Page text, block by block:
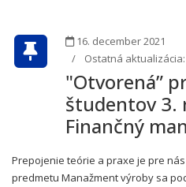
16. december 2021
Ostatná
"Otvorená”
študentov 3.
Finančný
Prepojenie teórie a praxe je pre
predmetu Manažment výroby sa